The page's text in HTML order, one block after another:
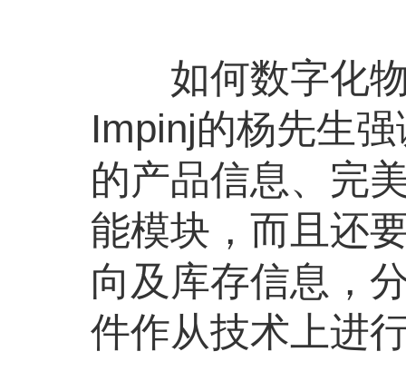
如何数字化物
Impinj的杨先生
的产品信息、完
能模块，而且还
向及库存信息，
件作从技术上进